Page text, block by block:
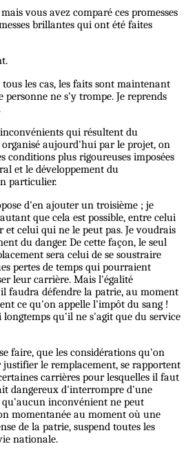
vous avez comparé ces promesses
brillantes qui ont été faites
tous les cas, les faits sont maintenant
personne ne s'y trompe. Je reprends
qui résultent du
aujourd'hui par le projet, on
conditions plus rigoureuses imposées
et le développement du
particulier.
d'en ajouter un troisième ; je
que cela est possible, entre celui
celui qui ne le peut pas. Je voudrais
du danger. De cette façon, le seul
sera celui de se soustraire
pertes de temps qui pourraient
leur carrière. Mais l'égalité
faudra défendre la patrie, au moment
ce qu'on appelle l'impôt du sang !
qu'il ne s'agit que du service
faire, que les considérations qu'on
le remplacement, se rapportent
carrières pour lesquelles il faut
dangereux d'interrompre d'une
inconvénient ne peut
momentanée au moment où une
de la patrie, suspend toutes les
nationale.